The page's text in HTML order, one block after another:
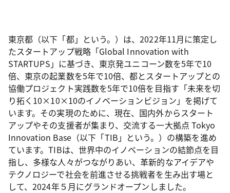
東京都（以下「都」という。）は、2022年11月に策定し
たスタートアップ戦略「Global Innovation with
STARTUPS」に基づき、東京発ユニコーン数を5年で10
倍、東京の起業数を5年で10倍、都とスタートアップとの
協働プロジェクト実践数を5年で10倍を目指す「未来を切
り拓く10×10×10のイノベーションビジョン」を掲げて
います。その実現のために、現在、国内外からスタート
アップやその支援者が集まり、交流する一大拠点 Tokyo
Innovation Base（以下「TIB」という。）の構築を進め
ています。TIBは、世界中のイノベーションの結節点を目
指し、多様な人々がつながりあい、革新的なアイデアや
テクノロジーで社会を前進させる挑戦者を生み出す場と
して、2024年５月にグランドオープンしました。